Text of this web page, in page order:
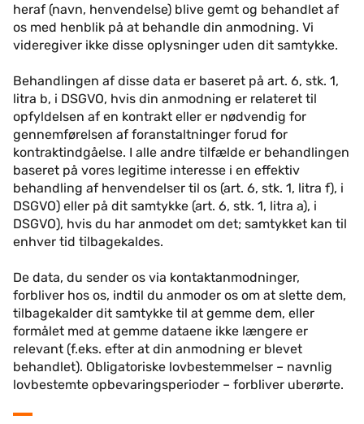
heraf (navn, henvendelse) blive gemt og behandlet af
os med henblik på at behandle din anmodning. Vi
videregiver ikke disse oplysninger uden dit samtykke.
Behandlingen af disse data er baseret på art. 6, stk. 1,
litra b, i DSGVO, hvis din anmodning er relateret til
opfyldelsen af en kontrakt eller er nødvendig for
gennemførelsen af foranstaltninger forud for
kontraktindgåelse. I alle andre tilfælde er behandlingen
baseret på vores legitime interesse i en effektiv
behandling af henvendelser til os (art. 6, stk. 1, litra f), i
DSGVO) eller på dit samtykke (art. 6, stk. 1, litra a), i
DSGVO), hvis du har anmodet om det; samtykket kan til
enhver tid tilbagekaldes.
De data, du sender os via kontaktanmodninger,
forbliver hos os, indtil du anmoder os om at slette dem,
tilbagekalder dit samtykke til at gemme dem, eller
formålet med at gemme dataene ikke længere er
relevant (f.eks. efter at din anmodning er blevet
behandlet). Obligatoriske lovbestemmelser – navnlig
lovbestemte opbevaringsperioder – forbliver uberørte.